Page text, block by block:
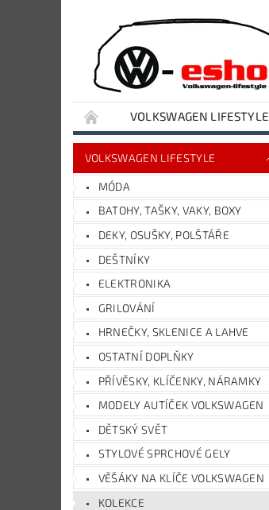
VOLKSWAGEN LIFESTYLE
VYBAVENÍ DÍLNY A GARÁŽE
VOLKSWAGEN LIFESTYLE
MÓDA
BATOHY, TAŠKY, VAKY, BOXY
DEKY, OSUŠKY, POLŠTÁŘE
DEŠTNÍKY
ELEKTRONIKA
GRILOVÁNÍ
HRNEČKY, SKLENICE A LAHVE
OSTATNÍ DOPLŇKY
PŘÍVĚSKY, KLÍČENKY, NÁRAMKY
MODELY AUTÍČEK VOLKSWAGEN
DĚTSKÝ SVĚT
STYLOVÉ SPRCHOVÉ GELY
VĚŠÁKY NA KLÍČE VOLKSWAGEN
KOLEKCE